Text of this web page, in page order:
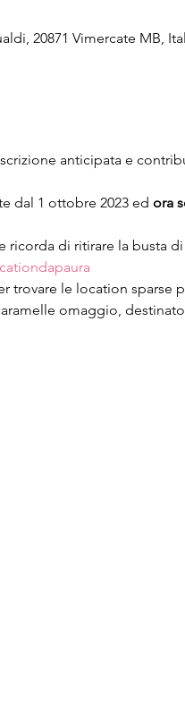
20871 Vimercate MB,
anticipata e
dal 1 ottobre 2023 ed ora
ricorda di ritirare la busta
trovare le location sparse
omaggio,